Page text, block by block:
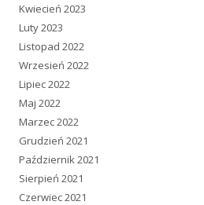
Kwiecień 2023
Luty 2023
Listopad 2022
Wrzesień 2022
Lipiec 2022
Maj 2022
Marzec 2022
Grudzień 2021
Październik 2021
Sierpień 2021
Czerwiec 2021